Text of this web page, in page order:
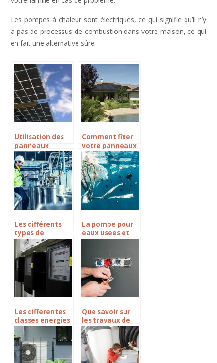
Les pompes à chaleur sont électriques, ce qui signifie qu’il n’y
a pas de processus de combustion dans votre maison, ce qui
en fait une alternative sûre.
Utilisation des
panneaux
solaires
aujourd’hui.
Comment fixer
votre panneaux
solaire sur le toit
?
Les différents
types de
chaudières
électriques et
leurs modes de
consommation
La pompe pour
eaux usees et
l’importance de
Les differentes
classes energies
Que savoir sur
les travaux de
renovation
energetique ?